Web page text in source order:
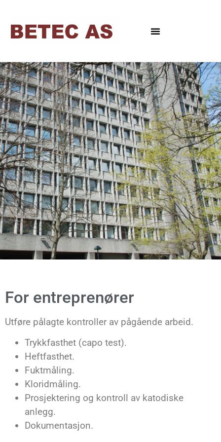
For entreprenører
Utføre pålagte kontroller av pågående arbeid.
Trykkfasthet (capo test).
Heftfasthet.
Fuktmåling.
Kloridmåling.
Prosjektering og kontroll av katodiske
anlegg.
Dokumentasjon.